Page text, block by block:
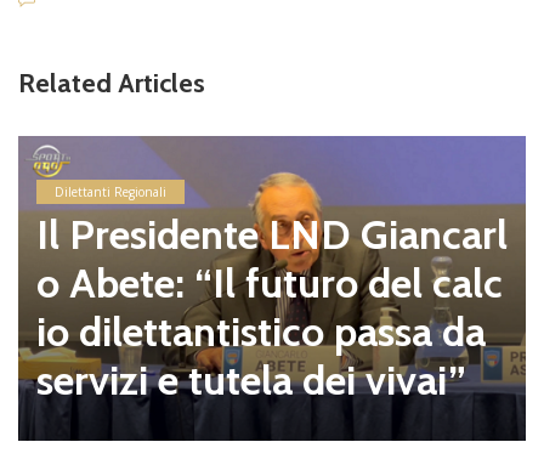
Related Articles
Dilettanti Regionali
Il Presidente LND Giancarl
o Abete: “Il futuro del calc
io dilettantistico passa da
servizi e tutela dei vivai”